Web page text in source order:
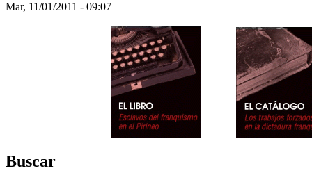
Mar, 11/01/2011 - 09:07
Buscar